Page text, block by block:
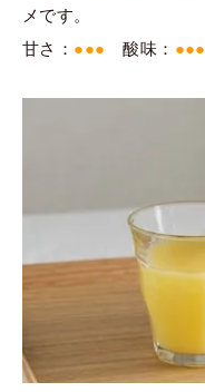
メです。
甘さ： ●●● 酸味： ●●●